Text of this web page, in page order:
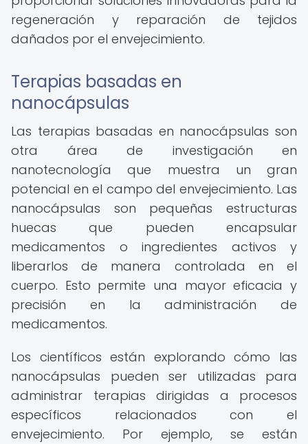
regeneración y reparación de tejidos
dañados por el envejecimiento.
Terapias basadas en
nanocápsulas
Las terapias basadas en nanocápsulas son
otra área de investigación en
nanotecnología que muestra un gran
potencial en el campo del envejecimiento. Las
nanocápsulas son pequeñas estructuras
huecas que pueden encapsular
medicamentos o ingredientes activos y
liberarlos de manera controlada en el
cuerpo. Esto permite una mayor eficacia y
precisión en la administración de
medicamentos.
Los científicos están explorando cómo las
nanocápsulas pueden ser utilizadas para
administrar terapias dirigidas a procesos
específicos relacionados con el
envejecimiento. Por ejemplo, se están